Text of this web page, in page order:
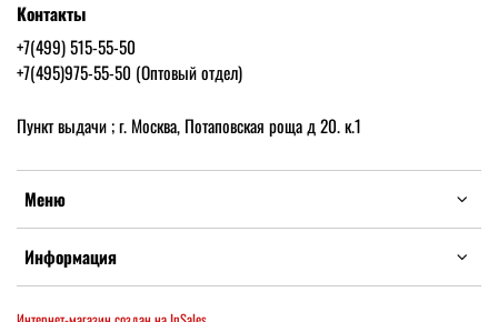
Меню
Информация
Контакты
+7(499) 515-55-50
+7(495)975-55-50 (Оптовый отдел)
Пункт выдачи ; г. Москва, Потаповская роща д 20. к.1